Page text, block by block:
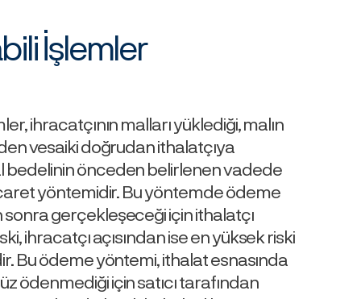
İşlemler
ihracatçının malları yüklediği, malın
vesaiki doğrudan ithalatçıya
bedelinin önceden belirlenen vadede
yöntemidir. Bu yöntemde ödeme
sonra gerçekleşeceği için ithalatçı
ihracatçı açısından ise en yüksek riski
Bu ödeme yöntemi, ithalat esnasında
ödenmediği için satıcı tarafından